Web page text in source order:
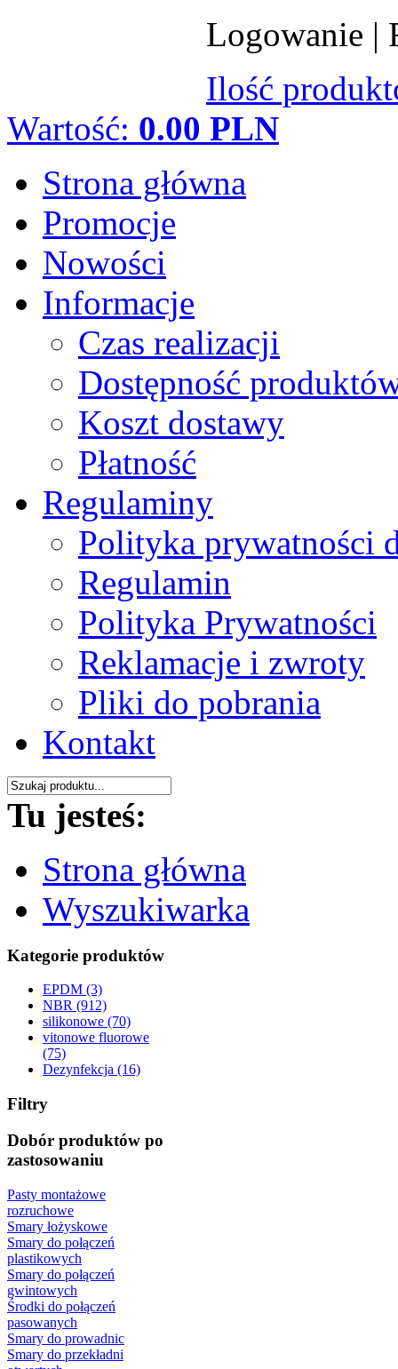
Logowanie |
Ilość
Wartość: 0.00 PLN
Strona główna
Promocje
Nowości
Informacje
Czas realizacji
Dostępność
Koszt dostawy
Płatność
Regulaminy
Polityka prywatności
Regulamin
Polityka Prywatności
Reklamacje i zwroty
Pliki do pobrania
Kontakt
Tu jesteś:
Strona główna
Wyszukiwarka
Kategorie produktów
EPDM (3)
NBR (912)
silikonowe (70)
vitonowe fluorowe
(75)
Dezynfekcja (16)
Filtry
Dobór produktów po
zastosowaniu
Pasty montażowe
rozruchowe
Smary łożyskowe
Smary do połączeń
plastikowych
Smary do połączeń
gwintowych
Środki do połączeń
pasowanych
Smary do prowadnic
Smary do przekładni